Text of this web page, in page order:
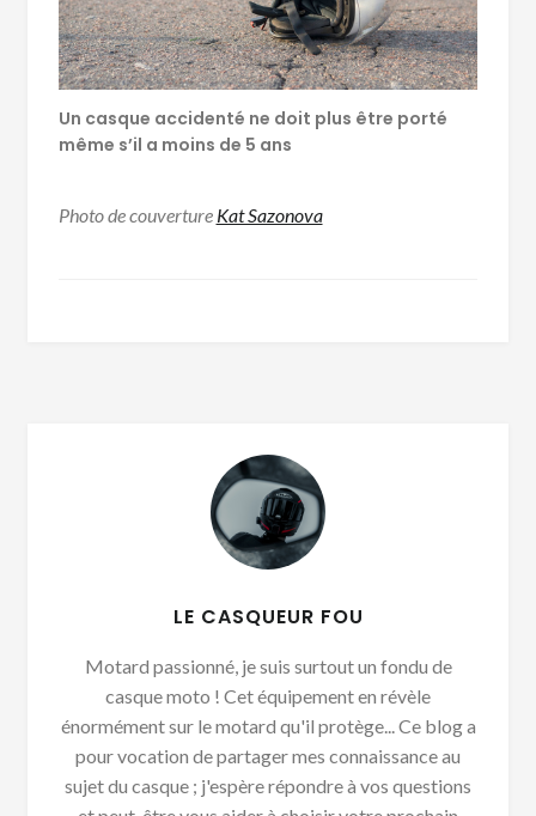
Un casque accidenté ne doit plus être porté
même s’il a moins de 5 ans
Photo de couverture Kat Sazonova
LE CASQUEUR FOU
Motard passionné, je suis surtout un fondu de
casque moto ! Cet équipement en révèle
énormément sur le motard qu'il protège... Ce blog a
pour vocation de partager mes connaissance au
sujet du casque ; j'espère répondre à vos questions